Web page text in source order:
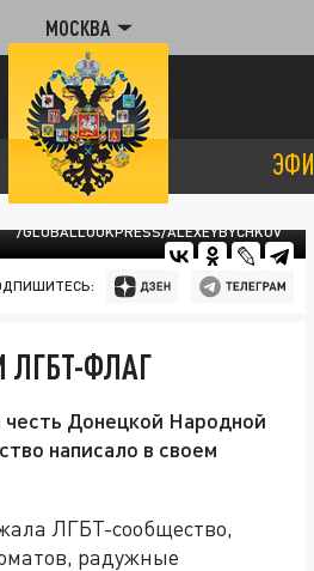
МОСКВА
/GLOBALLOOKPRESS/ALEXEYBYCHKOV
ФЛАГ
Донецкой Народной
написало в своем
ЛГБТ-сообщество,
радужные